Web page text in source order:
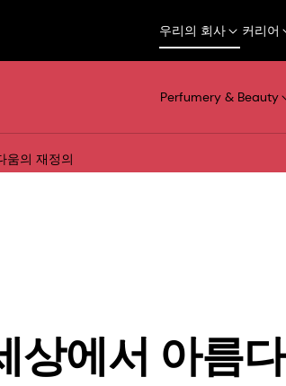
우리의 회사 커리어
Perfumery & Beauty
움의 재정의
상에서 아름